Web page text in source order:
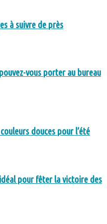
à suivre de près
vous porter au bureau
douces pour l’été
pour fêter la victoire des